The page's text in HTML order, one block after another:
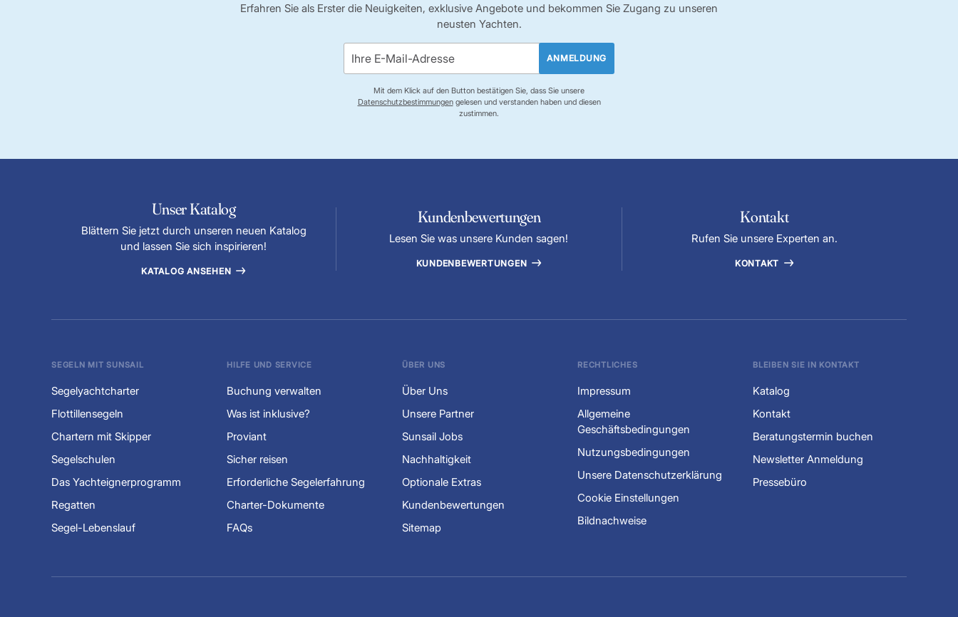
Erfahren Sie als Erster die Neuigkeiten, exklusive Angebote und bekommen Sie Zugang zu unseren
neusten Yachten.
ANMELDUNG
Mit dem Klick auf den Button bestätigen Sie, dass Sie unsere
Datenschutzbestimmungengelesen und verstanden haben und diesen
zustimmen.
Unser Katalog
Blättern Sie jetzt durch unseren neuen Katalog
und lassen Sie sich inspirieren!
KATALOG ANSEHEN
Kundenbewertungen
Lesen Sie was unsere Kunden sagen!
KUNDENBEWERTUNGEN
Kontakt
Rufen Sie unsere Experten an.
KONTAKT
SEGELN MIT SUNSAIL
Segelyachtcharter
Flottillensegeln
Chartern mit Skipper
Segelschulen
Das Yachteignerprogramm
Regatten
Segel-Lebenslauf
HILFE UND SERVICE
Buchung verwalten
Was ist inklusive?
Proviant
Sicher reisen
Erforderliche Segelerfahrung
Charter-Dokumente
FAQs
ÜBER UNS
Über Uns
Unsere Partner
Sunsail Jobs
Nachhaltigkeit
Optionale Extras
Kundenbewertungen
Sitemap
RECHTLICHES
Impressum
Allgemeine
Geschäftsbedingungen
Nutzungsbedingungen
Unsere Datenschutzerklärung
Cookie Einstellungen
Bildnachweise
BLEIBEN SIE IN KONTAKT
Katalog
Kontakt
Beratungstermin buchen
Newsletter Anmeldung
Pressebüro